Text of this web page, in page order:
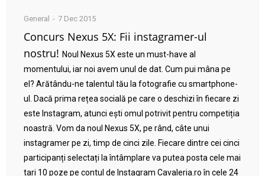
General 7 Dec 2015
Concurs Nexus 5X: Fii instagramer-ul
nostru! Noul Nexus 5X este un must-have al
momentului, iar noi avem unul de dat. Cum pui mâna pe
el? Arătându-ne talentul tău la fotografie cu smartphone-
ul. Dacă prima rețea socială pe care o deschizi în fiecare zi
este Instagram, atunci ești omul potrivit pentru competiția
noastră. Vom da noul Nexus 5X, pe rând, câte unui
instagramer pe zi, timp de cinci zile. Fiecare dintre cei cinci
participanți selectați la întâmplare va putea posta cele mai
tari 10 poze pe contul de Instagram Cavaleria.ro în cele 24